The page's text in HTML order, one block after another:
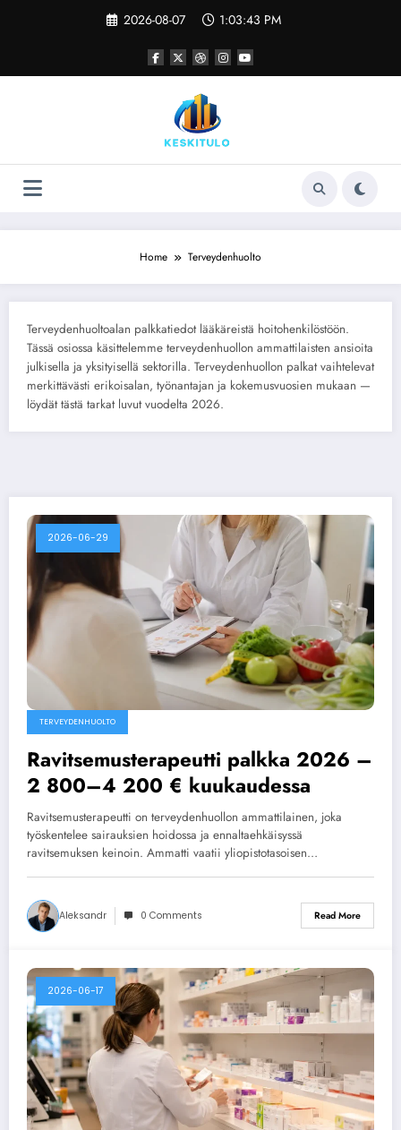
2026-08-07 1:03:44 PM
Home Terveydenhuolto
Terveydenhuoltoalan palkkatiedot lääkäreistä hoitohenkilöstöön.
Tässä osiossa käsittelemme terveydenhuollon ammattilaisten ansioita
julkisella ja yksityisellä sektorilla. Terveydenhuollon palkat vaihtelevat
merkittävästi erikoisalan, työnantajan ja kokemusvuosien mukaan —
löydät tästä tarkat luvut vuodelta 2026.
2026-06-29
TERVEYDENHUOLTO
Ravitsemusterapeutti palkka 2026 –
2 800–4 200 € kuukaudessa
Ravitsemusterapeutti on terveydenhuollon ammattilainen, joka
työskentelee sairauksien hoidossa ja ennaltaehkäisyssä
ravitsemuksen keinoin. Ammatti vaatii yliopistotasoisen…
Aleksandr 0 Comments Read More
2026-06-17